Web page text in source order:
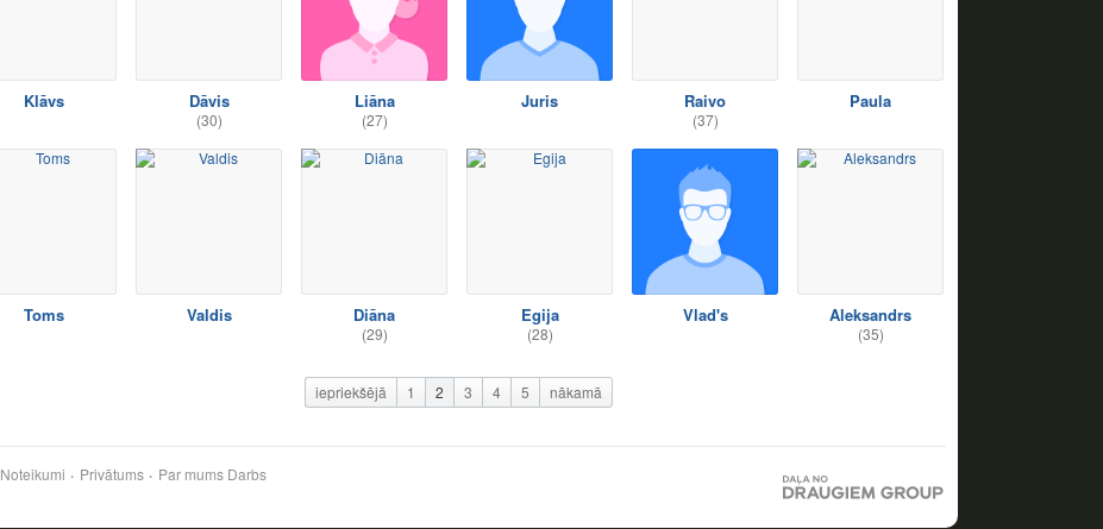
Klāvs Dāvis
(30)
Liāna
(27)
Juris Raivo
(37)
Paula
Toms Valdis Diāna
(29)
Egija
(28)
Vlad's Aleksandrs
(35)
iepriekšējā 1 2 3 4 5 nākamā
Noteikumi Privātums Par mums Darbs